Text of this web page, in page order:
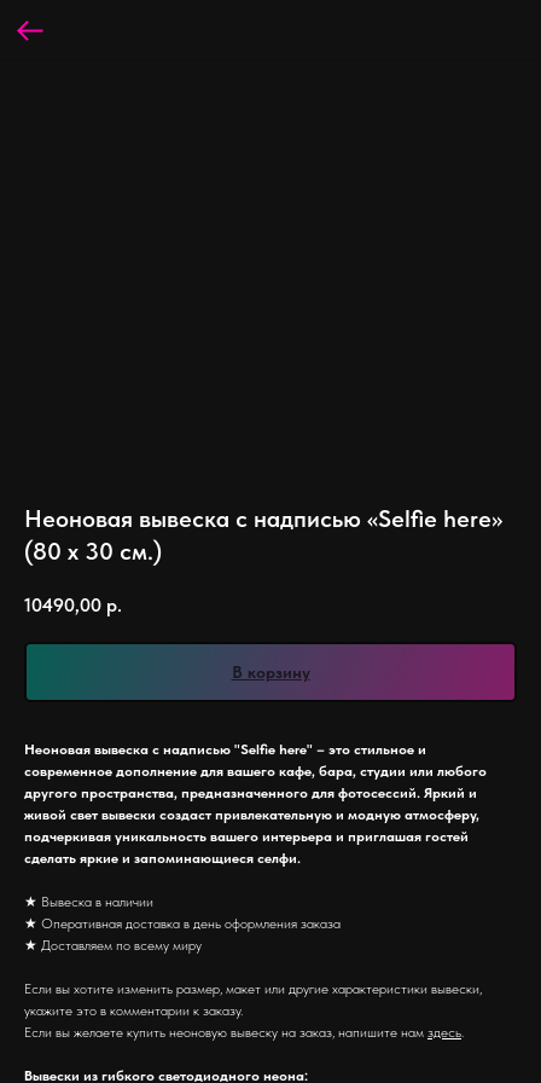
Неоновая вывеска с надписью «Selfie here»
(80 х 30 см.)
10490,00 р.
В корзину
Неоновая вывеска с надписью "Selfie here" – это стильное и
современное дополнение для вашего кафе, бара, студии или любого
другого пространства, предназначенного для фотосессий. Яркий и
живой свет вывески создаст привлекательную и модную атмосферу,
подчеркивая уникальность вашего интерьера и приглашая гостей
сделать яркие и запоминающиеся селфи.
★ Вывеска в наличии
★ Оперативная доставка в день оформления заказа
★ Доставляем по всему миру
Если вы хотите изменить размер, макет или другие характеристики вывески,
укажите это в комментарии к заказу.
Если вы желаете купить неоновую вывеску на заказ, напишите нам здесь.
Вывески из гибкого светодиодного неона: